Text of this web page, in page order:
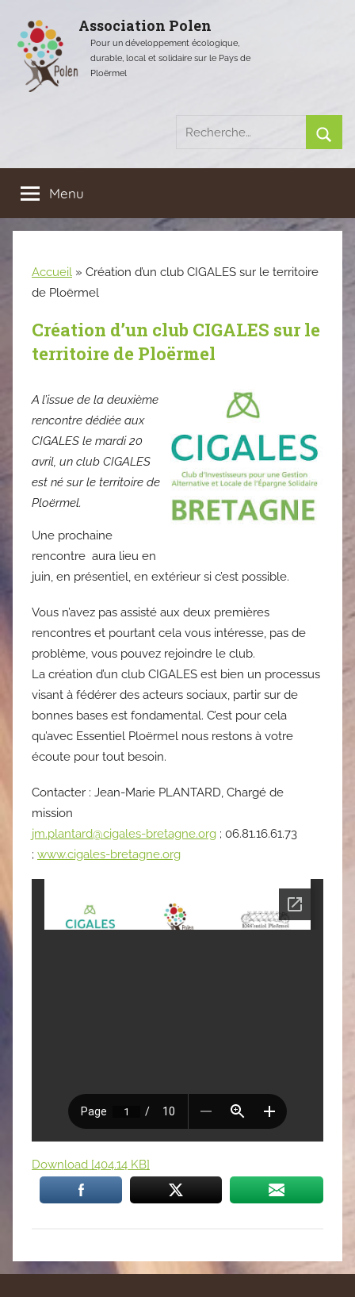
contenu
Association Polen
Pour un développement écologique,
durable, local et solidaire sur le Pays de
Ploërmel
Recherche
:
Menu
Accueil » Création d’un club CIGALES sur le territoire
de Ploërmel
Création d’un club CIGALES sur le
territoire de Ploërmel
A l’issue de la deuxième
rencontre dédiée aux
CIGALES le mardi 20
avril, un club CIGALES
est né sur le territoire de
Ploërmel.
Une prochaine
rencontre aura lieu en
juin, en présentiel, en extérieur si c’est possible.
Vous n’avez pas assisté aux deux premières
rencontres et pourtant cela vous intéresse, pas de
problème, vous pouvez rejoindre le club.
La création d’un club CIGALES est bien un processus
visant à fédérer des acteurs sociaux, partir sur de
bonnes bases est fondamental. C’est pour cela
qu’avec Essentiel Ploërmel nous restons à votre
écoute pour tout besoin.
Contacter : Jean-Marie PLANTARD, Chargé de
mission
jm.plantard@cigales-bretagne.org ; 06.81.16.61.73
; www.cigales-bretagne.org
Download [404.14 KB]